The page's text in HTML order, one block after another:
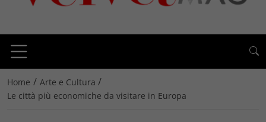
Home / Arte e Cultura /
Le città più economiche da visitare in Europa